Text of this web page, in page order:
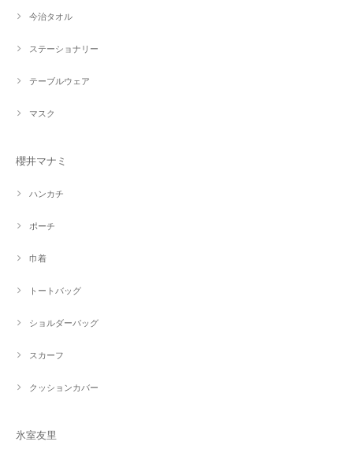
今治タオル
ステーショナリー
テーブルウェア
マスク
櫻井マナミ
ハンカチ
ポーチ
巾着
トートバッグ
ショルダーバッグ
スカーフ
クッションカバー
氷室友里